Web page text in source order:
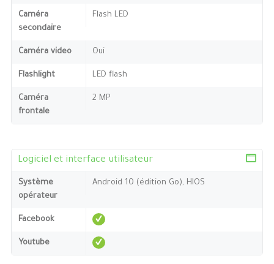
Caméra
secondaire
Flash LED
Caméra video Oui
Flashlight LED flash
Caméra
frontale
2 MP
Logiciel et interface utilisateur
Système
opérateur
Android 10 (édition Go), HIOS
Facebook
Youtube